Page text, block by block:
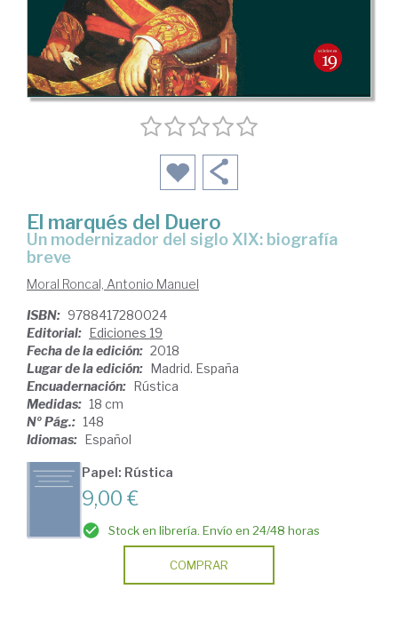
El marqués del Duero
un modernizador del siglo XIX: biografía
breve
Moral Roncal, Antonio Manuel
ISBN: 9788417280024
Editorial: Ediciones 19
Fecha de la edición: 2018
Lugar de la edición: Madrid. España
Encuadernación: Rústica
Medidas: 18 cm
Nº Pág.: 148
Idiomas: Español
Papel: Rústica
9,00 €
Stock en librería. Envío en 24/48 horas
COMPRAR